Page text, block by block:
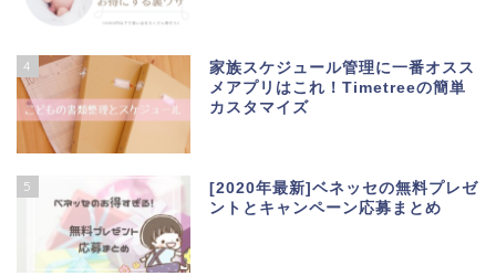
4
家族スケジュール管理に一番オスス
メアプリはこれ！Timetreeの簡単
カスタマイズ
5
[2020年最新]ベネッセの無料プレゼ
ントとキャンペーン応募まとめ